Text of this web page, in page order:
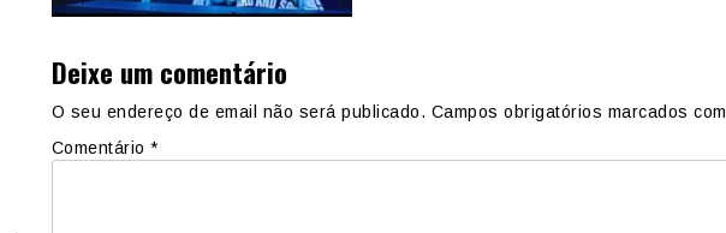
Deixe um comentário
O seu endereço de email não será publicado. Campos obrigatórios marcados com
Comentário *